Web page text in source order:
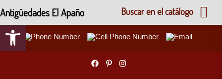
Abrir barra de herramientas
Antigüedades El Apaño Buscar en el catálogo